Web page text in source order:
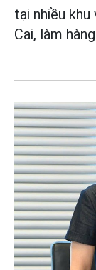
tại nhiều
Cai, làm